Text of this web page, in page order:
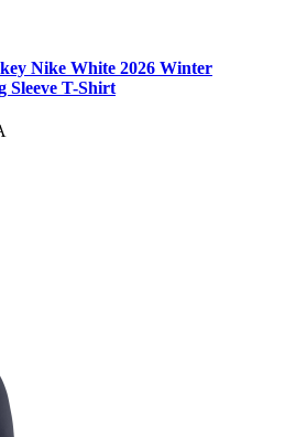
Nike White 2026 Winter
Sleeve T-Shirt